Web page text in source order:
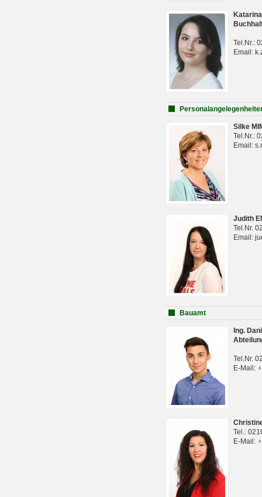
Tel.Nr.:
Email:
Silke
Tel.Nr.:
Email:
Judith
Tel.Nr.
Email:
Bauamt
Ing.
Tel.Nr.
E-Mail:
Tel.:
E-Mail: